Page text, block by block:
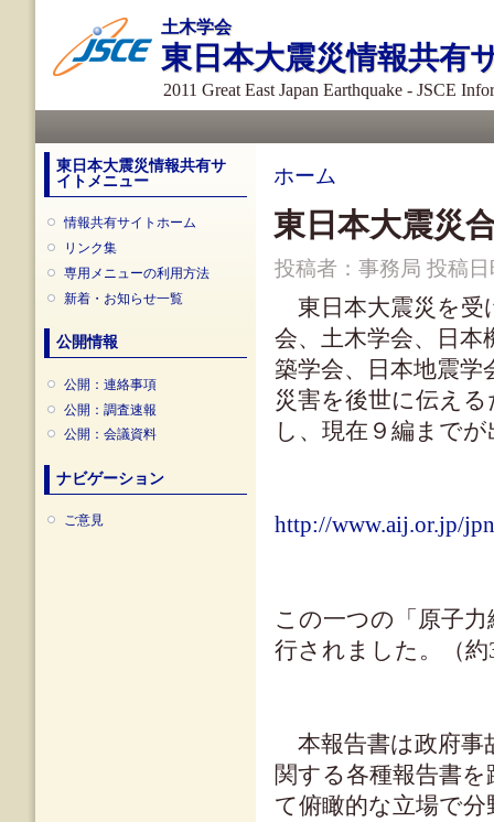
ン
コ
ン
動
土木学会
東日本大震災情報共有
2011 Great East Japan Earthquake - JSCE
東日本大震災情報共有サ
イトメニュー
情報共有サイトホーム
リンク集
専用メニューの利用方法
新着・お知らせ一覧
公開情報
公開：連絡事項
公開：調査速報
公開：会議資料
ナビゲーション
ご意見
現在地
ホーム
東日本大震災
投稿者： 事務局 投稿日
東日本大震災を受
会、土木学会、日本
築学会、日本地震
災害を後世に伝え
し、現在９編まで
http://www.aij.or.jp/
この一つの「原子力
行されました。（
本報告書は政府事
関する各種報告書
て俯瞰的な立場で